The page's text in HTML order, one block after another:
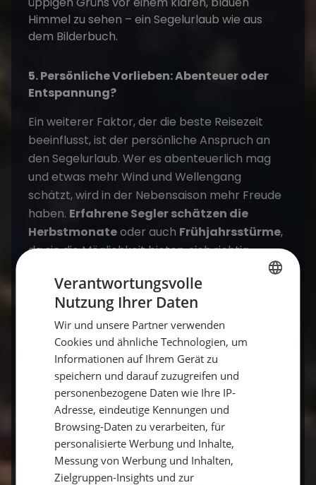
5. Persönliche Vorlieben: Abenteuer oder
Entspannung?
Ein weiterer Faktor, der die beste Reisezeit
beeinflusst, ist der persönliche Anspruch an
den Segelurlaub. Wer es abenteuerlich mag
und etwas mehr Wind und Wellengang
schätzt, wird in der Nebensaison mehr Freude
haben. Erfahrene Segler schätzen die
Herbstmonateoder auch Frühjahrsstürme,
da sie die Möglichkeit bieten, sich richtig
bevorzugen dagegen eher ruhige und
Wetterverhältnisse, die in den
Sommermonatenvorherrschen.
Wenn duEntspannungsuchst und dich
Alltagsstress erholen möchtest, ist ein
Segelurlaub imSpätsommeroder frühen
Herbst
eine gute Wahl. Die Temperaturen sind
immer noch angenehm warm, und du kannst
die Freiheit auf dem Wasser genießen, ohne
dabei den Massen zu begegnen.
Verantwortungsvolle
Nutzung Ihrer Daten
Wir und unsere Partner verwenden
Cookies und ähnliche Technologien, um
Informationen auf Ihrem Gerät zu
speichern und darauf zuzugreifen und
personenbezogene Daten wie Ihre IP-
Adresse, eindeutige Kennungen und
Browsing-Daten zu verarbeiten, für
personalisierte Werbung und Inhalte,
Messung von Werbung und Inhalten,
Zielgruppen-Insights und zur